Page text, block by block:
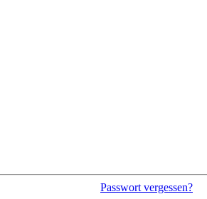
Passwort vergessen?